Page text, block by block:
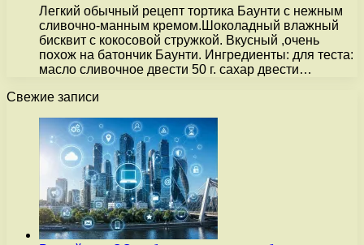
Легкий обычный рецепт тортика Баунти с нежным
сливочно-манным кремом.Шоколадный влажный
бисквит с кокосовой стружкой. Вкусный ,очень
похож на батончик Баунти. Ингредиенты: для теста:
масло сливочное двести 50 г. сахар двести…
Свежие записи